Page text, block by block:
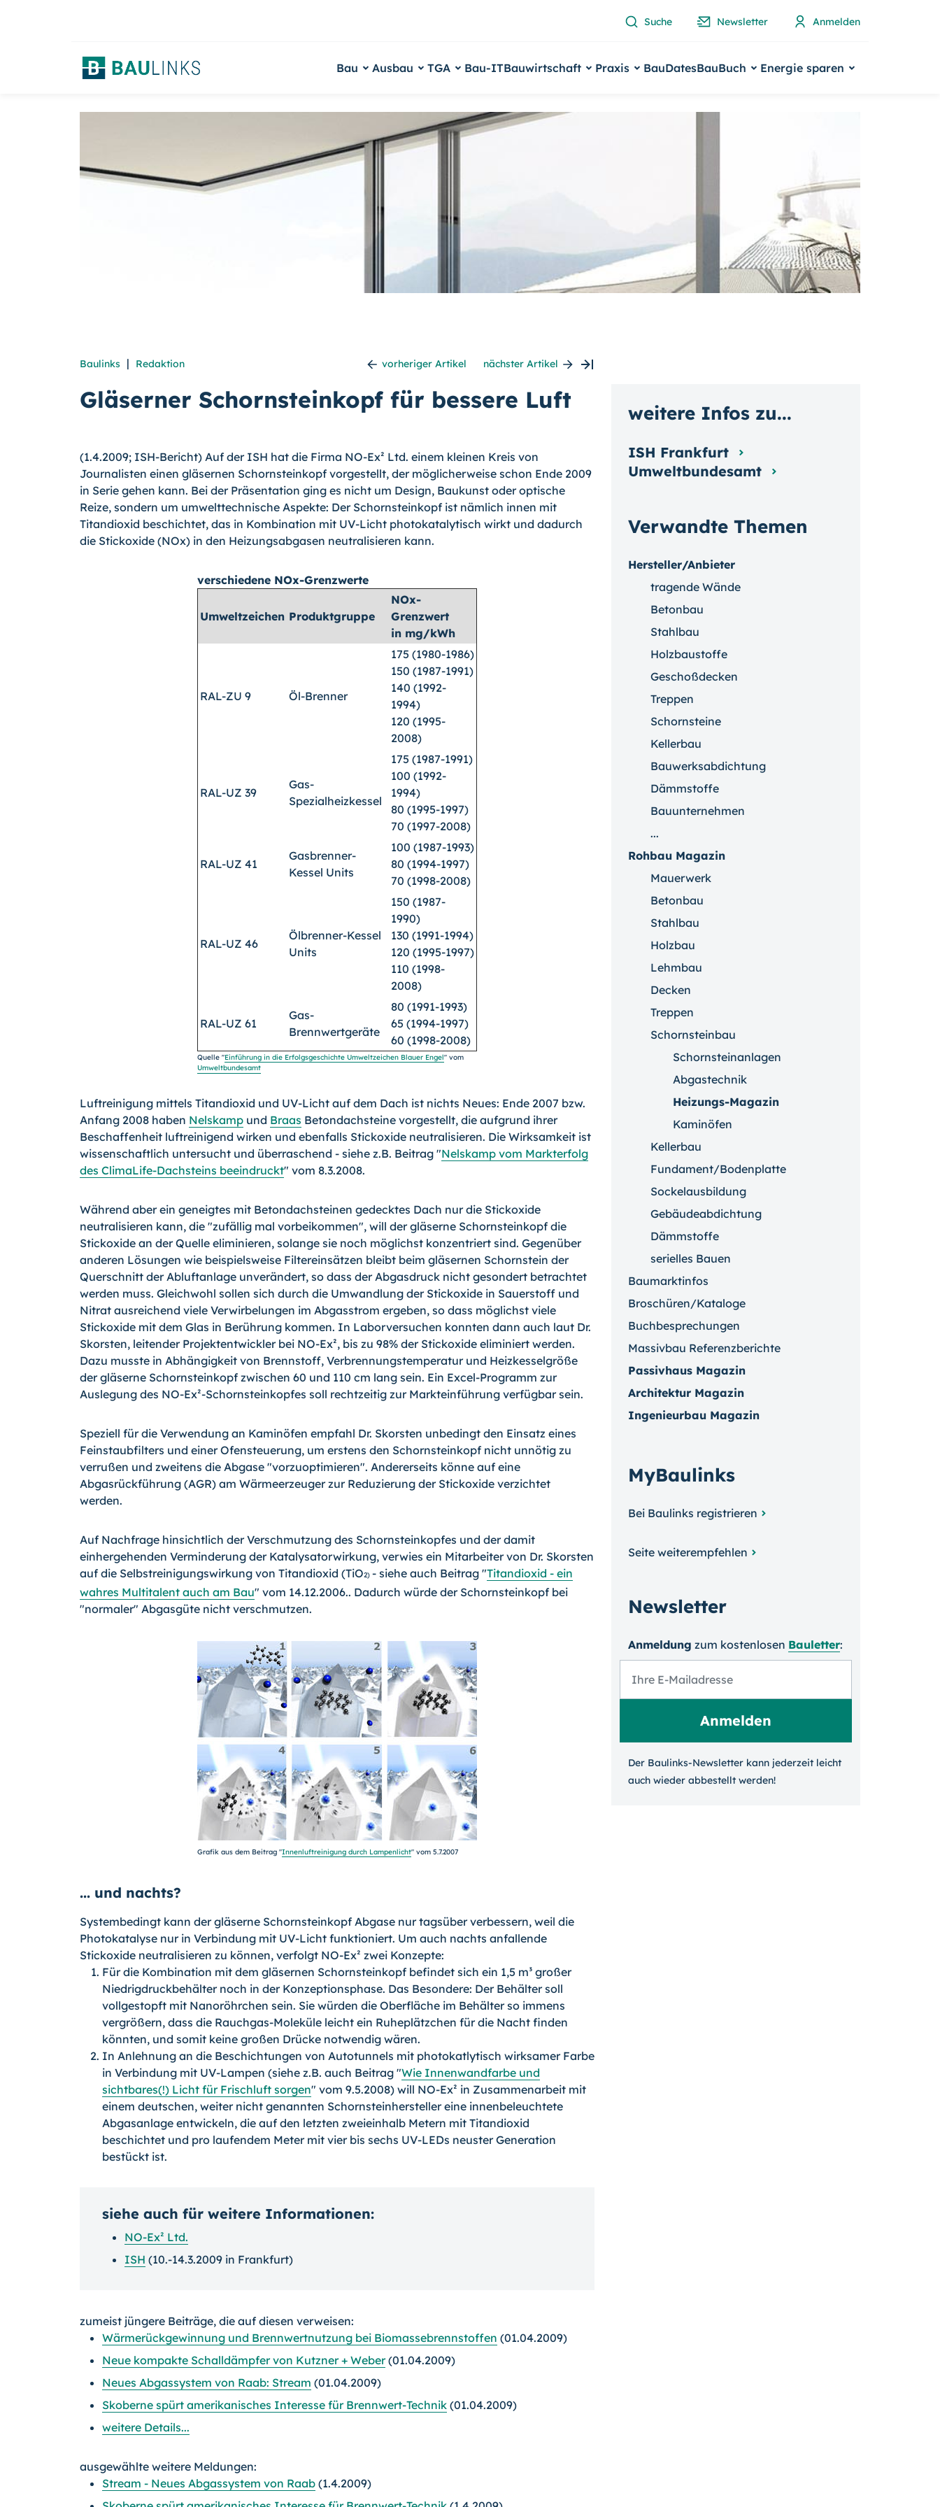
Suche Newsletter Anmelden
Bau Ausbau TGA Bau-ITBauwirtschaft Praxis BauDatesBauBuch Energie sparen
Baulinks | Redaktion vorheriger Artikel nächster Artikel
Gläserner Schornsteinkopf für bessere Luft
(1.4.2009; ISH-Bericht) Auf der ISH hat die Firma NO-Ex² Ltd. einem kleinen Kreis von
Journalisten einen gläsernen Schornsteinkopf vorgestellt, der möglicherweise schon Ende 2009
in Serie gehen kann. Bei der Präsentation ging es nicht um Design, Baukunst oder optische
Reize, sondern um umwelttechnische Aspekte: Der Schornsteinkopf ist nämlich innen mit
Titandioxid beschichtet, das in Kombination mit UV-Licht photokatalytisch wirkt und dadurch
die Stickoxide (NOx) in den Heizungsabgasen neutralisieren kann.
verschiedene NOx-Grenzwerte
Umweltzeichen Produktgruppe
NOx-
Grenzwert
in mg/kWh
RAL-ZU 9 Öl-Brenner
175 (1980-1986)
150 (1987-1991)
140 (1992-
1994)
120 (1995-
2008)
RAL-UZ 39
Gas-
Spezialheizkessel
175 (1987-1991)
100 (1992-
1994)
80 (1995-1997)
70 (1997-2008)
RAL-UZ 41
Gasbrenner-
Kessel Units
100 (1987-1993)
80 (1994-1997)
70 (1998-2008)
RAL-UZ 46
Ölbrenner-Kessel
Units
150 (1987-
1990)
130 (1991-1994)
120 (1995-1997)
110 (1998-
2008)
RAL-UZ 61
Gas-
Brennwertgeräte
80 (1991-1993)
65 (1994-1997)
60 (1998-2008)
Quelle "Einführung in die Erfolgsgeschichte Umweltzeichen Blauer Engel" vom
Umweltbundesamt
Luftreinigung mittels Titandioxid und UV-Licht auf dem Dach ist nichts Neues: Ende 2007 bzw.
Anfang 2008 haben Nelskamp und Braas Betondachsteine vorgestellt, die aufgrund ihrer
Beschaffenheit luftreinigend wirken und ebenfalls Stickoxide neutralisieren. Die Wirksamkeit ist
wissenschaftlich untersucht und überraschend - siehe z.B. Beitrag "Nelskamp vom Markterfolg
des ClimaLife-Dachsteins beeindruckt" vom 8.3.2008.
Während aber ein geneigtes mit Betondachsteinen gedecktes Dach nur die Stickoxide
neutralisieren kann, die "zufällig mal vorbeikommen", will der gläserne Schornsteinkopf die
Stickoxide an der Quelle eliminieren, solange sie noch möglichst konzentriert sind. Gegenüber
anderen Lösungen wie beispielsweise Filtereinsätzen bleibt beim gläsernen Schornstein der
Querschnitt der Abluftanlage unverändert, so dass der Abgasdruck nicht gesondert betrachtet
werden muss. Gleichwohl sollen sich durch die Umwandlung der Stickoxide in Sauerstoff und
Nitrat ausreichend viele Verwirbelungen im Abgasstrom ergeben, so dass möglichst viele
Stickoxide mit dem Glas in Berührung kommen. In Laborversuchen konnten dann auch laut Dr.
Skorsten, leitender Projektentwickler bei NO-Ex², bis zu 98% der Stickoxide eliminiert werden.
Dazu musste in Abhängigkeit von Brennstoff, Verbrennungstemperatur und Heizkesselgröße
der gläserne Schornsteinkopf zwischen 60 und 110 cm lang sein. Ein Excel-Programm zur
Auslegung des NO-Ex²-Schornsteinkopfes soll rechtzeitig zur Markteinführung verfügbar sein.
Speziell für die Verwendung an Kaminöfen empfahl Dr. Skorsten unbedingt den Einsatz eines
Feinstaubfilters und einer Ofensteuerung, um erstens den Schornsteinkopf nicht unnötig zu
verrußen und zweitens die Abgase "vorzuoptimieren". Andererseits könne auf eine
Abgasrückführung (AGR) am Wärmeerzeuger zur Reduzierung der Stickoxide verzichtet
werden.
Auf Nachfrage hinsichtlich der Verschmutzung des Schornsteinkopfes und der damit
einhergehenden Verminderung der Katalysatorwirkung, verwies ein Mitarbeiter von Dr. Skorsten
auf die Selbstreinigungswirkung von Titandioxid (TiO2) - siehe auch Beitrag "Titandioxid - ein
wahres Multitalent auch am Bau" vom 14.12.2006.. Dadurch würde der Schornsteinkopf bei
"normaler" Abgasgüte nicht verschmutzen.
Grafik aus dem Beitrag "Innenluftreinigung durch Lampenlicht" vom 5.7.2007
... und nachts?
Systembedingt kann der gläserne Schornsteinkopf Abgase nur tagsüber verbessern, weil die
Photokatalyse nur in Verbindung mit UV-Licht funktioniert. Um auch nachts anfallende
Stickoxide neutralisieren zu können, verfolgt NO-Ex² zwei Konzepte:
Für die Kombination mit dem gläsernen Schornsteinkopf befindet sich ein 1,5 m³ großer
Niedrigdruckbehälter noch in der Konzeptionsphase. Das Besondere: Der Behälter soll
vollgestopft mit Nanoröhrchen sein. Sie würden die Oberfläche im Behälter so immens
vergrößern, dass die Rauchgas-Moleküle leicht ein Ruheplätzchen für die Nacht finden
könnten, und somit keine großen Drücke notwendig wären.
In Anlehnung an die Beschichtungen von Autotunnels mit photokatlytisch wirksamer Farbe
in Verbindung mit UV-Lampen (siehe z.B. auch Beitrag "Wie Innenwandfarbe und
sichtbares(!) Licht für Frischluft sorgen" vom 9.5.2008) will NO-Ex² in Zusammenarbeit mit
einem deutschen, weiter nicht genannten Schornsteinhersteller eine innenbeleuchtete
Abgasanlage entwickeln, die auf den letzten zweieinhalb Metern mit Titandioxid
beschichtet und pro laufendem Meter mit vier bis sechs UV-LEDs neuster Generation
bestückt ist.
siehe auch für weitere Informationen:
NO-Ex² Ltd.
ISH (10.-14.3.2009 in Frankfurt)
zumeist jüngere Beiträge, die auf diesen verweisen:
Wärmerückgewinnung und Brennwertnutzung bei Biomassebrennstoffen (01.04.2009)
Neue kompakte Schalldämpfer von Kutzner + Weber(01.04.2009)
Neues Abgassystem von Raab: Stream (01.04.2009)
Skoberne spürt amerikanisches Interesse für Brennwert-Technik (01.04.2009)
weitere Details...
ausgewählte weitere Meldungen:
Stream - Neues Abgassystem von Raab (1.4.2009)
Verwandte Themen
Hersteller/Anbieter
tragende Wände
Betonbau
Stahlbau
Holzbaustoffe
Geschoßdecken
Treppen
Schornsteine
Kellerbau
Bauwerksabdichtung
Dämmstoffe
Bauunternehmen
...
Rohbau Magazin
Mauerwerk
Betonbau
Stahlbau
Holzbau
Lehmbau
Decken
Treppen
Schornsteinbau
Schornsteinanlagen
Abgastechnik
Heizungs-Magazin
Kaminöfen
Kellerbau
Fundament/Bodenplatte
Sockelausbildung
Gebäudeabdichtung
Dämmstoffe
serielles Bauen
Baumarktinfos
Broschüren/Kataloge
Buchbesprechungen
Massivbau Referenzberichte
Passivhaus Magazin
Architektur Magazin
Ingenieurbau Magazin
MyBaulinks
Bei Baulinks registrieren
Seite weiterempfehlen
Newsletter
Anmeldung zum kosten­losen Bauletter:
Der Baulinks-Newsletter kann jeder­zeit leicht
auch wieder ab­bestellt werden!
weitere Infos zu...
ISH Frankfurt
Umweltbundesamt